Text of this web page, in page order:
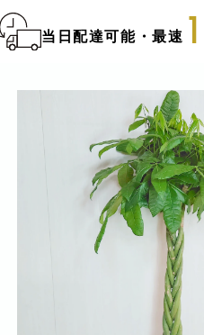
当日配達可能・最速 1
商品一覧カテゴリー
> フラワースタンド
> バルーン＆ぬいぐるみアレンジメント